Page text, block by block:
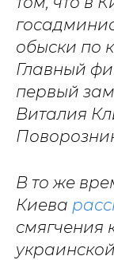
обыски по
Главный
первый
Виталия
В то же
Киева
смягчения